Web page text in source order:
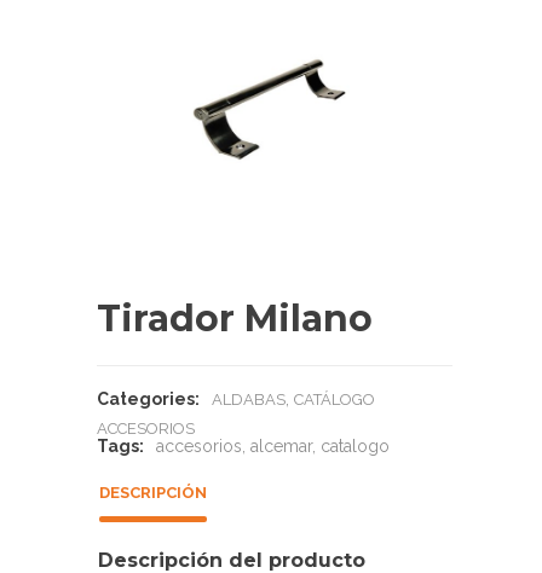
Tirador Milano
Categories: ALDABAS CATÁLOGO
ACCESORIOS
Tags: accesorios alcemar, catalogo
DESCRIPCIÓN
Descripción del producto